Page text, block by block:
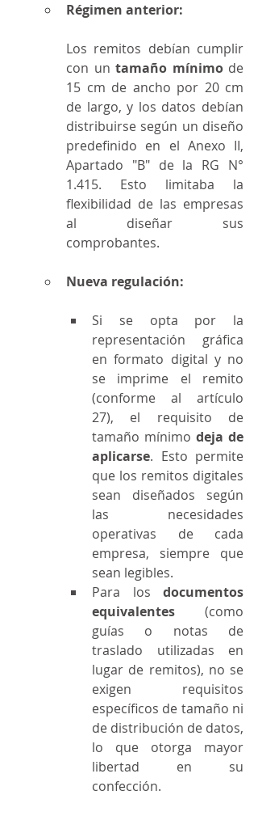
Régimen anterior:
Los remitos debían cumplir
con un tamaño mínimo de
15 cm de ancho por 20 cm
de largo, y los datos debían
distribuirse según un diseño
predefinido en el Anexo II,
Apartado "B" de la RG N°
1.415. Esto limitaba la
flexibilidad de las empresas
al diseñar sus
comprobantes.
Nueva regulación:
Si se opta por la
representación gráfica
en formato digital y no
se imprime el remito
(conforme al artículo
27), el requisito de
tamaño mínimo deja de
aplicarse. Esto permite
que los remitos digitales
sean diseñados según
las necesidades
operativas de cada
empresa, siempre que
sean legibles.
Para los documentos
equivalentes (como
guías o notas de
traslado utilizadas en
lugar de remitos), no se
exigen requisitos
específicos de tamaño ni
de distribución de datos,
lo que otorga mayor
libertad en su
confección.